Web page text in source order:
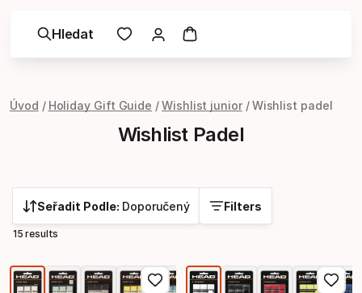
Hledat
Úvod Holiday Gift Guide Wishlist junior Wishlist padel
Wishlist Padel
Seřadit Podle: Doporučený Filters
15 results